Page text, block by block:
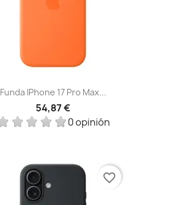
Funda IPhone 17 Pro Max...
54,87 €
0 opinión
favorite_border